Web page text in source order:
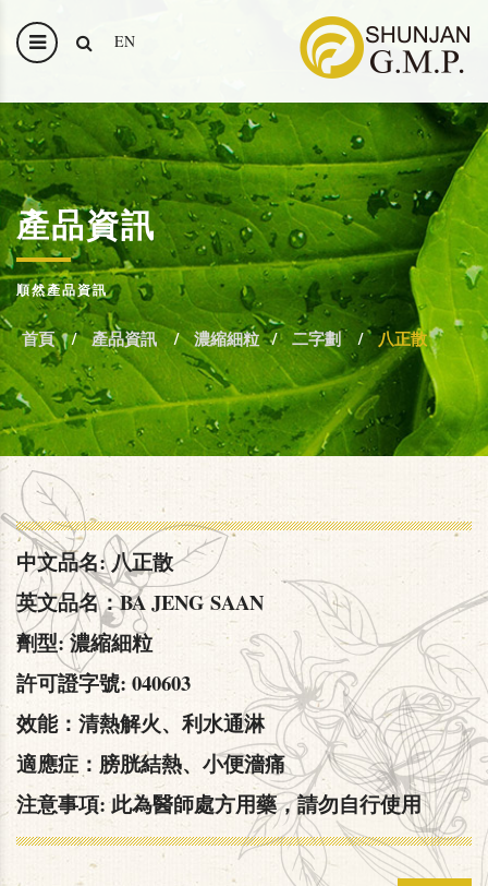
EN
產品資訊
順然產品資訊
首頁 產品資訊 濃縮細粒 二字劃 八正散
中文品名: 八正散
英文品名：BA JENG SAAN
劑型: 濃縮細粒
許可證字號: 040603
效能：清熱解火、利水通淋
適應症：膀胱結熱、小便濇痛
注意事項: 此為醫師處方用藥，請勿自行使用